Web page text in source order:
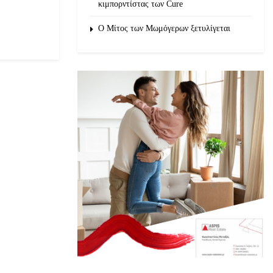
κιμπορντίστας των Cure
O Μίτος των Μωμόγερων ξετυλίγεται